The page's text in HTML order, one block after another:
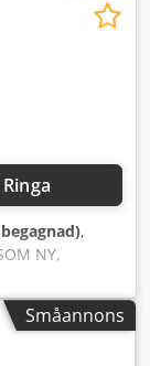
Ringa
,
NY,
och h9-
Uue
6 - 35
Småannons